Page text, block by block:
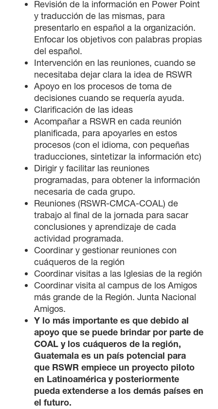
Revisión de la información en Power Point
y traducción de las mismas, para
presentarlo en español a la organización.
Enfocar los objetivos con palabras propias
del español.
Intervención en las reuniones, cuando se
necesitaba dejar clara la idea de RSWR
Apoyo en los procesos de toma de
decisiones cuando se requería ayuda.
Clarificación de las ideas
Acompañar a RSWR en cada reunión
planificada, para apoyarles en estos
procesos (con el idioma, con pequeñas
traducciones, sintetizar la información etc)
Dirigir y facilitar las reuniones
programadas, para obtener la información
necesaria de cada grupo.
Reuniones (RSWR-CMCA-COAL) de
trabajo al final de la jornada para sacar
conclusiones y aprendizaje de cada
actividad programada.
Coordinar y gestionar reuniones con
cuáqueros de la región
Coordinar visitas a las Iglesias de la región
Coordinar visita al campus de los Amigos
más grande de la Región. Junta Nacional
Amigos.
Y lo más importante es que debido al
apoyo que se puede brindar por parte de
COAL y los cuáqueros de la región,
Guatemala es un país potencial para
que RSWR empiece un proyecto piloto
en Latinoamérica y posteriormente
pueda extenderse a los demás países en
el futuro.